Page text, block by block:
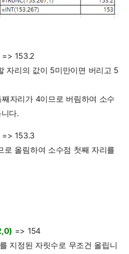
=> 153.2
자리의 값이 5미만이면 버리고 5
자리가 4이므로 버림하여 소수
다.
=> 153.3
로 올림하여 소수점 첫째 자리를
=> 154
지정된 자릿수로 무조건 올립니